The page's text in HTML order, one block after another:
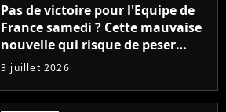
Pas de victoire pour l'Equipe de
France samedi ? Cette mauvaise
nouvelle qui risque de peser
lourd à la Coupe du Monde 2026
3 juillet 2026